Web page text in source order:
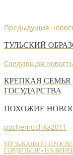
Предыдущия
ТУЛЬСКИЙ
Следующая новость
КРЕПКАЯ
ГОСУДАРСТВА
ПОХОЖИЕ
pochemuchka2011
МУЗЫКАЛЬНО-
ГОРДИТЬСЯ!» НА